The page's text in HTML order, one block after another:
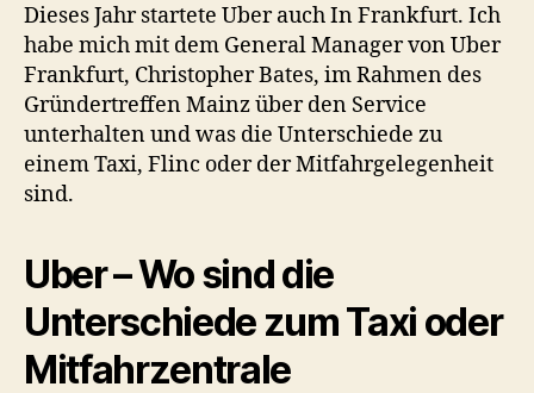
Dieses Jahr startete Uber auch In Frankfurt. Ich
habe mich mit dem General Manager von Uber
Frankfurt, Christopher Bates, im Rahmen des
Gründertreffen Mainz über den Service
unterhalten und was die Unterschiede zu
einem Taxi, Flinc oder der Mitfahrgelegenheit
sind.
Uber – Wo sind die
Unterschiede zum Taxi oder
Mitfahrzentrale